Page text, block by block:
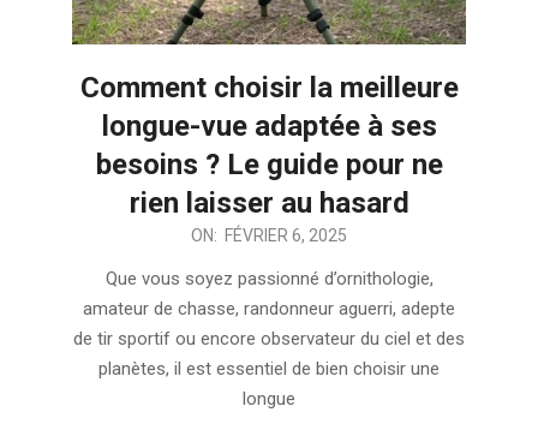
Comment choisir la meilleure
longue-vue adaptée à ses
besoins ? Le guide pour ne
rien laisser au hasard
ON: FÉVRIER 6, 2025
Que vous soyez passionné d’ornithologie,
amateur de chasse, randonneur aguerri, adepte
de tir sportif ou encore observateur du ciel et des
planètes, il est essentiel de bien choisir une
longue